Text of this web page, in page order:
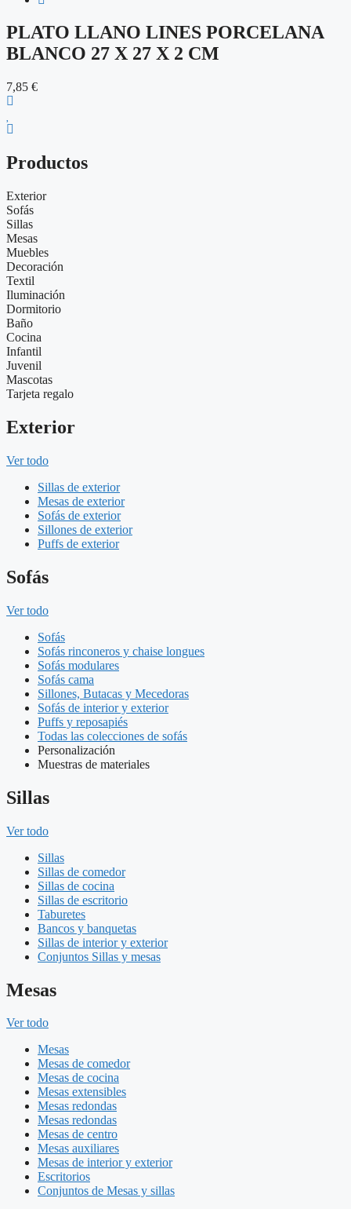
PLATO LLANO LINES PORCELANA
BLANCO 27 X 27 X 2 CM
7,85 €
Productos
Exterior
Sofás
Sillas
Mesas
Muebles
Decoración
Textil
Iluminación
Dormitorio
Baño
Cocina
Infantil
Juvenil
Mascotas
Tarjeta regalo
Exterior
Ver todo
Sillas de exterior
Mesas de exterior
Sofás de exterior
Sillones de exterior
Puffs de exterior
Sofás
Ver todo
Sofás
Sofás rinconeros y chaise longues
Sofás modulares
Sofás cama
Sillones, Butacas y Mecedoras
Sofás de interior y exterior
Puffs y reposapiés
Todas las colecciones de sofás
Personalización
Muestras de materiales
Sillas
Ver todo
Sillas
Sillas de comedor
Sillas de cocina
Sillas de escritorio
Taburetes
Bancos y banquetas
Sillas de interior y exterior
Conjuntos Sillas y mesas
Mesas
Ver todo
Mesas
Mesas de comedor
Mesas de cocina
Mesas extensibles
Mesas redondas
Mesas redondas
Mesas de centro
Mesas auxiliares
Mesas de interior y exterior
Escritorios
Conjuntos de Mesas y sillas